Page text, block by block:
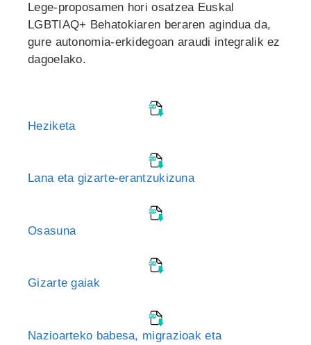
Lege-proposamen hori osatzea Euskal
LGBTIAQ+ Behatokiaren beraren agindua da,
gure autonomia-erkidegoan araudi integralik ez
dagoelako.
Heziketa
Lana eta gizarte-erantzukizuna
Osasuna
Gizarte gaiak
Nazioarteko babesa, migrazioak eta